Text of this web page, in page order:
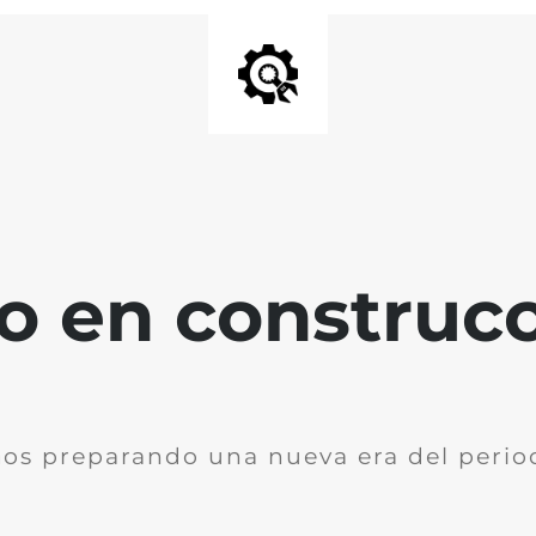
en
preparando una nueva era del